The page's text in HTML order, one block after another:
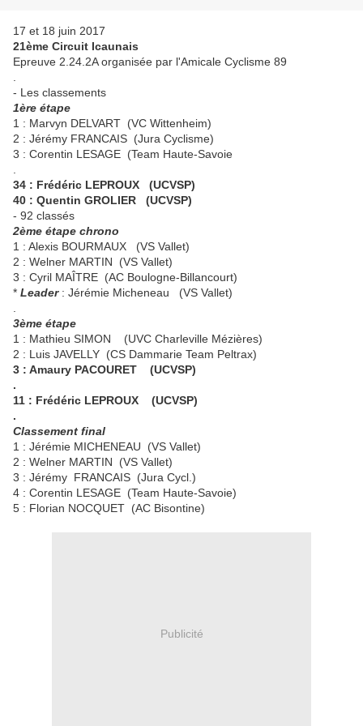
17 et 18 juin 2017
21ème Circuit Icaunais
Epreuve 2.24.2A organisée par l'Amicale Cyclisme 89
- Les classements
1ère étape
1 : Marvyn DELVART (VC Wittenheim)
2 : Jérémy FRANCAIS (Jura Cyclisme)
3 : Corentin LESAGE (Team Haute-Savoie
34 : Frédéric LEPROUX (UCVSP)
40 : Quentin GROLIER (UCVSP)
- 92 classés
2ème étape chrono
1 : Alexis BOURMAUX (VS Vallet)
2 : Welner MARTIN (VS Vallet)
3 : Cyril MAÎTRE (AC Boulogne-Billancourt)
* Leader: Jérémie Micheneau (VS Vallet)
3ème étape
1 : Mathieu SIMON (UVC Charleville Mézières)
2 : Luis JAVELLY (CS Dammarie Team Peltrax)
3 : Amaury PACOURET (UCVSP)
.
11 : Frédéric LEPROUX (UCVSP)
.
Classement final
1 : Jérémie MICHENEAU (VS Vallet)
2 : Welner MARTIN (VS Vallet)
3 : Jérémy FRANCAIS (Jura Cycl.)
4 : Corentin LESAGE (Team Haute-Savoie)
5 : Florian NOCQUET (AC Bisontine)
Publicité